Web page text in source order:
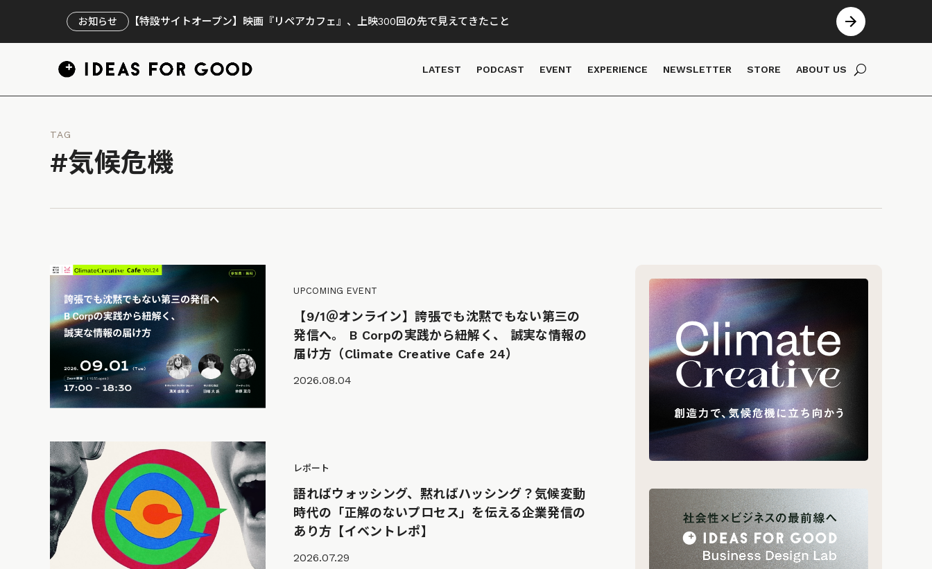
お知らせ 【特設サイトオープン】映画『リペアカフェ』、上映300回の先で見えてきたこと
LATEST PODCAST EVENT EXPERIENCE NEWSLETTER STORE ABOUT US
TAG
#気候危機
UPCOMING EVENT
【9/1＠オンライン】誇張でも沈黙でもない第三の
発信へ。 B Corpの実践から紐解く、 誠実な情報の
届け方（Climate Creative Cafe 24）
2026.08.04
レポート
語ればウォッシング、黙ればハッシング？気候変動
時代の「正解のないプロセス」を伝える企業発信の
あり方【イベントレポ】
2026.07.29